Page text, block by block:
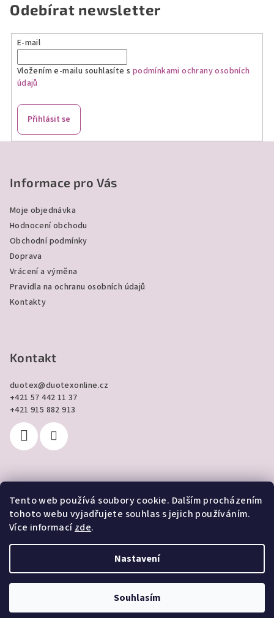
Tento web používá soubory cookie. Dalším procházením
tohoto webu vyjadřujete souhlas s jejich používáním.
Více informacízde.
Nastavení
Souhlasím
Odebírat newsletter
E-mail
Vložením e-mailu souhlasíte s podmínkami ochrany osobních
údajů
Přihlásit se
Informace pro Vás
Moje objednávka
Hodnocení obchodu
Obchodní podmínky
Doprava
Vrácení a výměna
Pravidla na ochranu osobních údajů
Kontakty
Kontakt
duotex@duotexonline.cz
+421 57 442 11 37
+421 915 882 913
Přijímáme online platby
Vytvořil Shoptet